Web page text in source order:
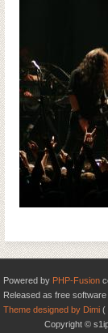
Powered by PHP-Fusion
Released as free
Theme designed by Dimi (
Copyright ©